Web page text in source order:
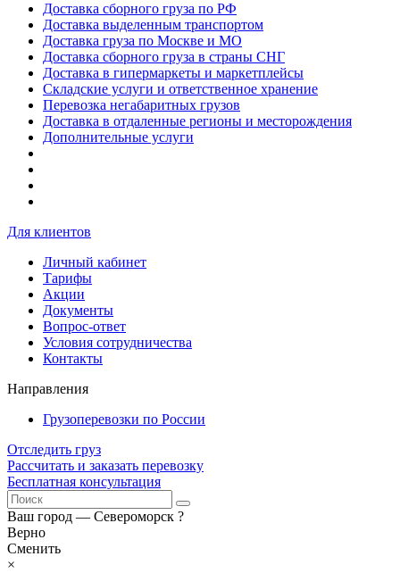
Доставка сборного груза по РФ
Доставка выделенным транспортом
Доставка груза по Москве и МО
Доставка сборного груза в страны СНГ
Доставка в гипермаркеты и маркетплейсы
Складские услуги и ответственное хранение
Перевозка негабаритных грузов
Доставка в отдаленные регионы и месторождения
Дополнительные услуги
Для клиентов
Личный кабинет
Тарифы
Акции
Документы
Вопрос-ответ
Условия сотрудничества
Контакты
Направления
Грузоперевозки по России
Отследить груз
Рассчитать и заказать перевозку
Бесплатная консультация
Ваш город — Североморск ?
Верно
Сменить
×